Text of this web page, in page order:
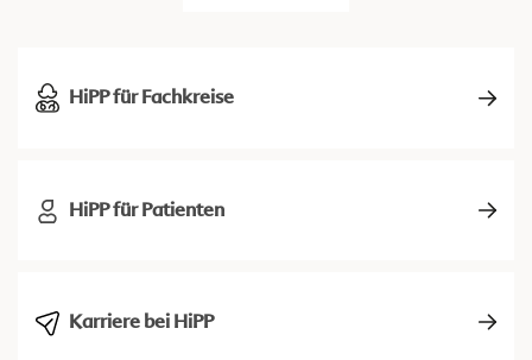
HiPP für Fachkreise
HiPP für Patienten
Karriere bei HiPP